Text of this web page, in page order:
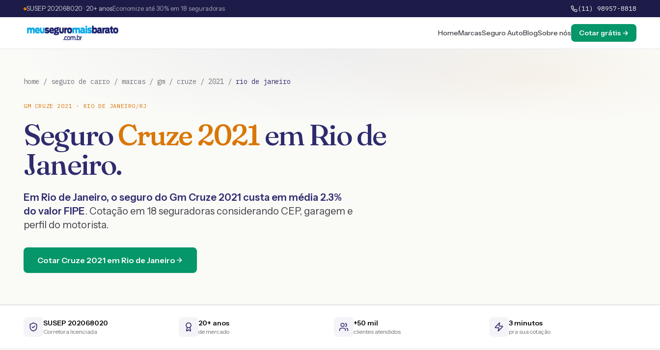
SUSEP 202068020 · 20+ anosEconomize até 30% em 18 seguradoras (11) 98957-8818
HomeMarcasSeguro AutoBlogSobre nós Cotar grátis →
home / seguro de carro / marcas / gm / cruze / 2021 / rio de janeiro
GM CRUZE 2021· RIO DE JANEIRO /RJ
SeguroCruze2021emRio de
Janeiro.
Em Rio de Janeiro, o seguro do Gm Cruze 2021 custa em média 2.3%
do valor FIPE. Cotação em 18 seguradoras considerando CEP, garagem e
perfil do motorista.
Cotar Cruze 2021 em Rio de Janeiro
SUSEP 202068020
Corretora licenciada
20+ anos
de mercado
+50 mil
clientes atendidos
3 minutos
pra sua cotação